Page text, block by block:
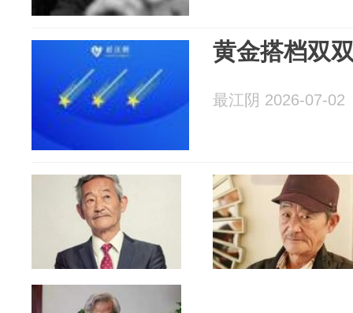
黄金搭档双
最江阴 2026-07-02